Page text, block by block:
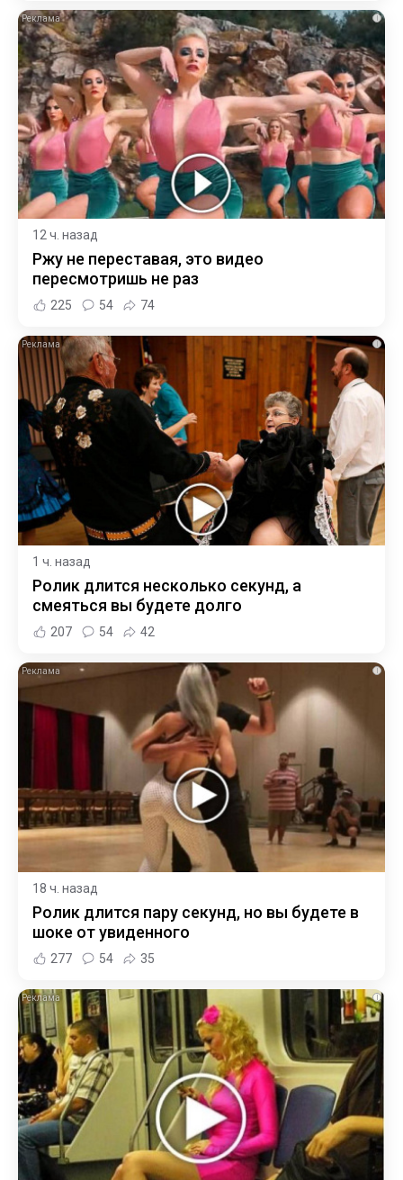
i
12 ч. назад
Ржу не переставая, это видео
пересмотришь не раз
225 54 74
i
1 ч. назад
Ролик длится несколько секунд, а
смеяться вы будете долго
207 54 42
i
18 ч. назад
Ролик длится пару секунд, но вы будете в
шоке от увиденного
277 54 35
i